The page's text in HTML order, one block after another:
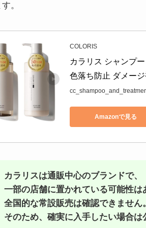
。
COLORIS
カラリス シャンプ
色落ち防止 ダメー
Amazonで見る
カラリスは通販中心のブランドで、
一部の店舗に置かれている可能性は
全国的な常設販売は確認できません。
そのため、確実に入手したい場合